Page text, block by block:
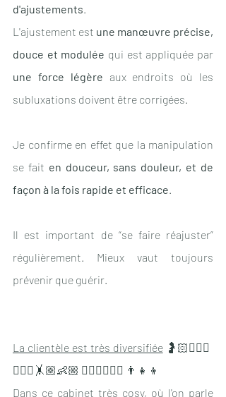
d'ajustements.
L'ajustement est une manœuvre précise,
douce et modulée
une force légère aux endroits où les
subluxations doivent être corrigées.
Je confirme en effet que la manipulation
se fait en douceur, sans douleur, et de
façon à la fois rapide et efficace.
Il est important de “se faire réajuster”
régulièrement. Mieux vaut toujours
prévenir que guérir.
La clientèle est très diversifiée 🤰🏻🏄🏽‍♂️
🏌🏼‍♀️🤸🏼👶🏼 🧗🏼‍♂️🚴🏼‍♂️ 👨‍👧‍👦
Dans ce cabinet très cosy, où l'on parle